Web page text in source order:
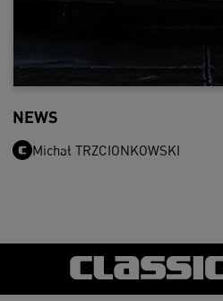
NEWS
Michał TRZCIONKOWSKI